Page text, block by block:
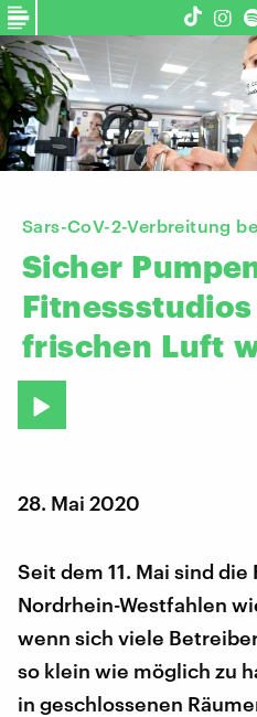
Sars-CoV-2-Verbreitung
Sicher
Fitnessstudios
frischen Luft
28. Mai 2020
Seit dem 11. Mai sind
Nordrhein-Westfahlen
wenn sich viele
so klein wie möglich zu
in geschlossenen